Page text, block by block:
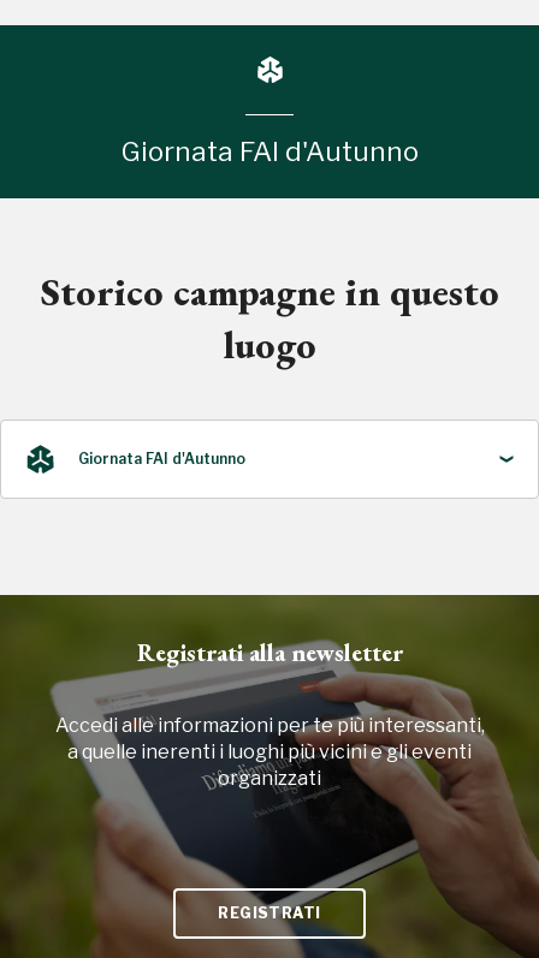
Giornata FAI d'Autunno
Storico campagne in questo
luogo
Giornata FAI d'Autunno
Registrati alla newsletter
Accedi alle informazioni per te più interessanti,
a quelle inerenti i luoghi più vicini e gli eventi
organizzati
REGISTRATI